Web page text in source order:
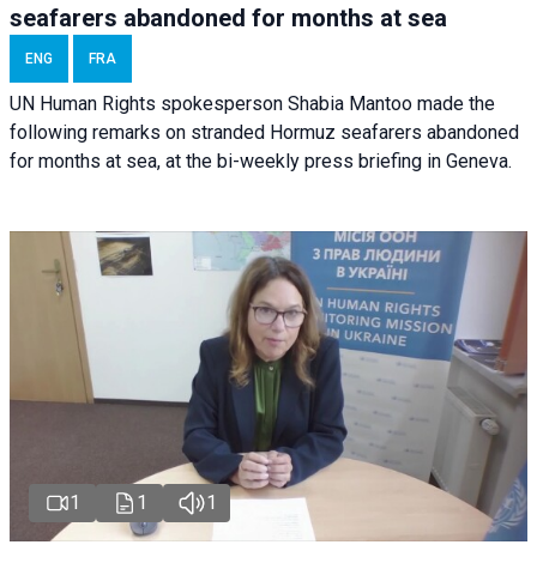
seafarers abandoned for months at sea
ENG FRA
UN Human Rights spokesperson Shabia Mantoo made the
following remarks on stranded Hormuz seafarers abandoned
for months at sea, at the bi-weekly press briefing in Geneva.
1 1 1